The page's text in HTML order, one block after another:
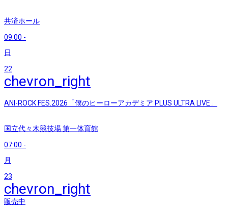
共済ホール
09:00 -
日
22
chevron_right
ANI-ROCK FES.2026「僕のヒーローアカデミア PLUS ULTRA LIVE」
国立代々木競技場 第一体育館
07:00 -
月
23
chevron_right
販売中